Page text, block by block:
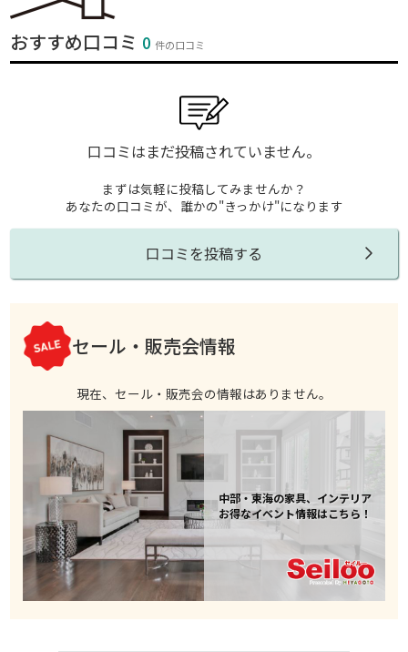
おすすめ口コミ 0件の口コミ
口コミはまだ投稿されていません。
まずは気軽に投稿してみませんか？
あなたの口コミが、誰かの"きっかけ"になります
口コミを投稿する
セール・販売会情報
現在、セール・販売会の情報はありません。
中部・東海の家具、インテリア
お得なイベント情報はこちら！